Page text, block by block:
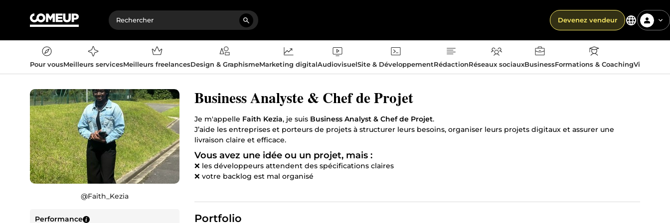
Devenez vendeur
Pour vousMeilleurs servicesMeilleurs freelancesDesign & GraphismeMarketing digitalAudiovisuelSite & DéveloppementRédactionRéseaux sociauxBusinessFormations & CoachingVie
@Faith_Kezia
Performance
Business Analyste & Chef de Projet
Je m'appelle Faith Kezia, je suis Business Analyst & Chef de Projet.
J’aide les entreprises et porteurs de projets à structurer leurs besoins, organiser leurs projets digitaux et assurer une
livraison claire et efficace.
Vous avez une idée ou un projet, mais :
❌ les développeurs attendent des spécifications claires
❌ votre backlog est mal organisé
Portfolio